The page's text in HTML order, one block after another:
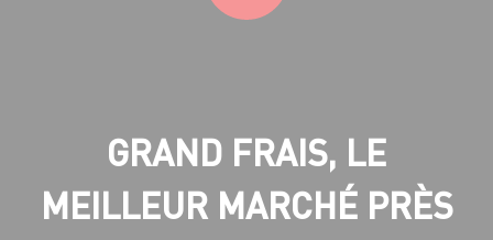
GRAND FRAIS, LE
MEILLEUR MARCHÉ PRÈS